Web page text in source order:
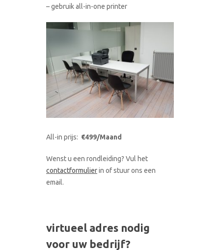
– gebruik all-in-one printer
All-in prijs: €499/Maand
Wenst u een rondleiding? Vul het
contactformulierin of stuur ons een
email.
virtueel adres nodig
voor uw bedrijf?